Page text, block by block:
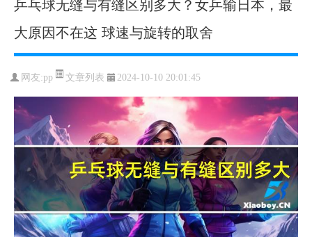
大原因不在这 球速与旋转的取舍
网友:pp 文章列表 2024-10-10 20:01:45